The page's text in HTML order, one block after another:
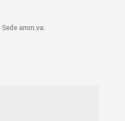
Sede amm.va: